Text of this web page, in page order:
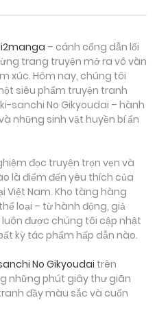
– cánh cổng dẫn lối
trang truyện mở ra vô vàn
xúc. Hôm nay, chúng tôi
siêu phẩm truyện tranh
sanchi No Gikyoudai – hành
những sinh vật huyền bí ẩn
đọc truyện trọn vẹn và
là điểm đến yêu thích của
Việt Nam. Kho tàng hàng
loại – từ hành động, giả
được chúng tôi cập nhật
kỳ tác phẩm hấp dẫn nào.
No Gikyoudai trên
những phút giây thư giãn
đầy màu sắc và cuốn